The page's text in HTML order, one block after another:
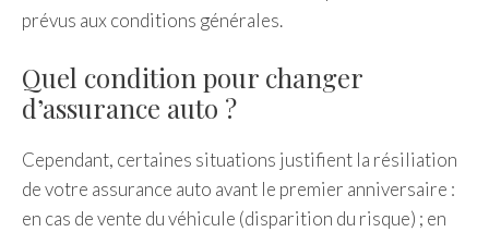
prévus aux conditions générales.
Quel condition pour changer
d’assurance auto ?
Cependant, certaines situations justifient la résiliation
de votre assurance auto avant le premier anniversaire :
en cas de vente du véhicule (disparition du risque) ; en